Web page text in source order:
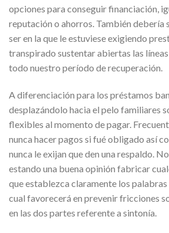
opciones para conseguir financiación,
reputación o ahorros. También debería
ser en la que le estuviese exigiendo
transpirado sustentar abiertas las
todo nuestro período de recuperación.
A diferenciación para los préstamos
desplazándolo hacia el pelo familiares
flexibles al momento de pagar.
nunca hacer pagos si fué obligado así­
nunca le exijan que den una respaldo.
estando una buena opinión fabricar
que establezca claramente los palabras
cual favorecerá en prevenir fricciones
en las dos partes referente a sintonía.